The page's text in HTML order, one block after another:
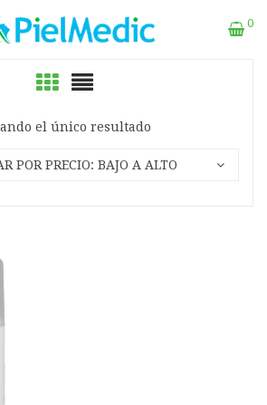
0
el único resultado
POR PRECIO: BAJO A ALTO